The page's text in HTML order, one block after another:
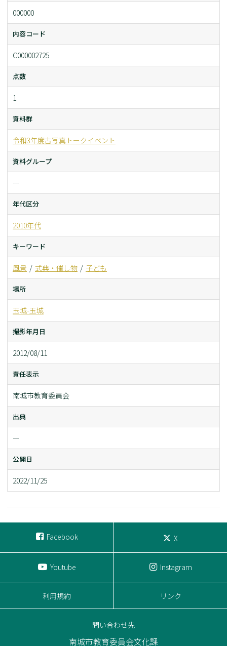
000000
内容コード
C000002725
点数
1
資料群
令和3年度古写真トークイベント
資料グループ
ー
年代区分
2010年代
キーワード
風景 式典・催し物 子ども
場所
玉城-玉城
撮影年月日
2012/08/11
責任表示
南城市教育委員会
出典
ー
公開日
2022/11/25
Facebook X
Youtube Instagram
利用規約 リンク
問い合わせ先
南城市教育委員会文化課